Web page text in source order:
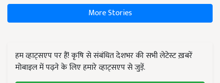
More Stories
हम व्हाट्सएप पर हैं! कृषि से संबंधित देशभर की सभी लेटेस्ट ख़बरें
मोबाइल में पढ़ने के लिए हमारे व्हाट्सएप से जुड़ें.